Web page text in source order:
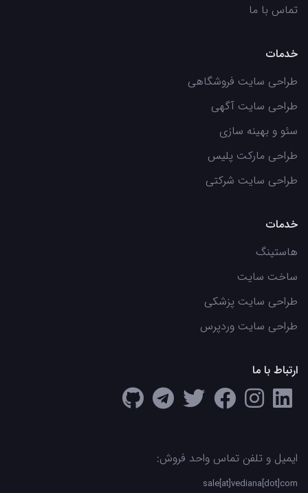
تماس با ما
خدمات
طراحی سایت فروشگاهی
طراحی سایت آگهی
سئو و بهینه سازی
طراحی مارکت پلیس
طراحی سایت شرکتی
خدمات
هاستینگ
ساخت سایت
طراحی سایت پزشکی
طراحی سایت وردپرس
ارتباط با ما
ایمیل و تلفن تماس واحد فروش:
sale[at]vediana[dot]com